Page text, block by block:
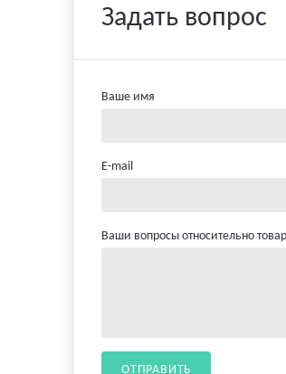
Задать вопрос
Ваше имя
E-mail
Ваши вопросы относительно
ОТПРАВИТЬ